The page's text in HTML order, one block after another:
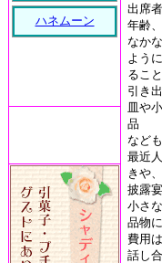
出席
年齢
なか
よう
るこ
引き
皿や
品
など
最近
きや、
披露
小さ
品物
費用
話し
ハネムーン